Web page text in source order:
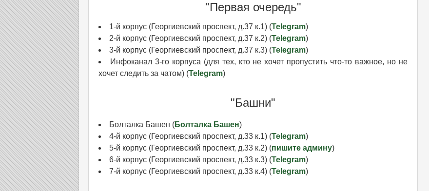
"Первая очередь"
1-й корпус (Георгиевский проспект, д.37 к.1) (Telegram)
2-й корпус (Георгиевский проспект, д.37 к.2) (Telegram)
3-й корпус (Георгиевский проспект, д.37 к.3) (Telegram)
Инфоканал 3-го корпуса (для тех, кто не хочет пропустить что-то важное, но не
хочет следить за чатом) (Telegram)
"Башни"
Болталка Башен (Болталка Башен)
4-й корпус (Георгиевский проспект, д.33 к.1) (Telegram)
5-й корпус (Георгиевский проспект, д.33 к.2) (пишите админу)
6-й корпус (Георгиевский проспект, д.33 к.3) (Telegram)
7-й корпус (Георгиевский проспект, д.33 к.4) (Telegram)